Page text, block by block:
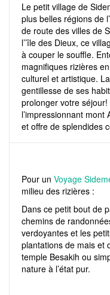
Le petit village de
plus belles régions de
de route des villes de
l’’île des Dieux, ce
à couper le souffle.
magnifiques rizières
culturel et artistique.
gentillesse de ses
prolonger votre
l’impressionnant
et offre de splendides
Pour un Voyage
milieu des rizières :
Dans ce petit bout de
chemins de
verdoyantes et les
plantations de mais et
temple Besakih ou
nature à l’état pur.